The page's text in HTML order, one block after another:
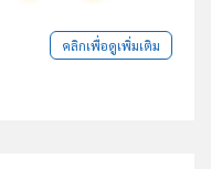
คลิกเพื่อดูเพิ่มเติม